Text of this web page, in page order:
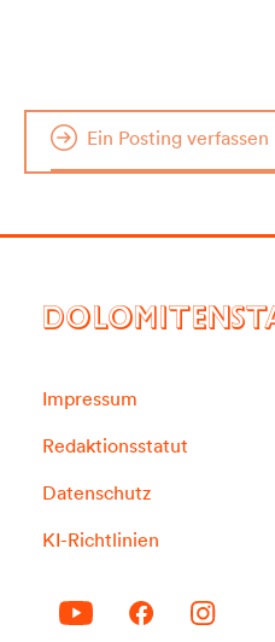
Ein Posting verfassen
Impressum
Redaktionsstatut
Datenschutz
KI-Richtlinien